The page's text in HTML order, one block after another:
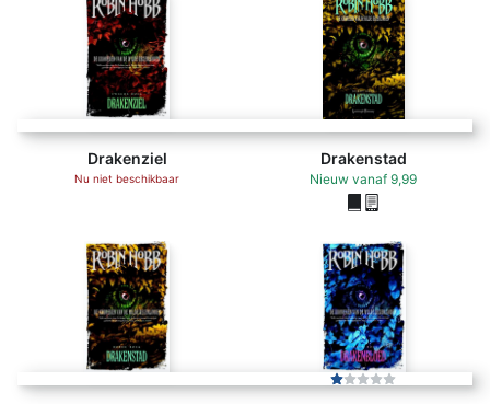
Drakenziel
Nu niet beschikbaar
Drakenstad
Nieuw vanaf 9,99